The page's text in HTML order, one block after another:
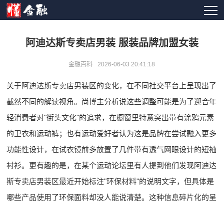
阿迪达斯专卖店男装 服装品牌加盟女装
金融百科 2026-06-03 20:41:18
关于阿迪达斯专卖店男装区的变化，在不同社交平台上呈现出了
截然不同的解读视角。尚博主分析说这些调整可能是为了迎合年
轻消费者对"街头文化"的追求，在橱窗里特意突出带有涂鸦元素
的卫衣和运动裤；也有运动爱好者认为这是品牌在尝试融入更多
功能性设计，在试衣镜前多放置了几件带有透气网眼设计的短袖
衬衫。更有趣的是，在某个运动论坛里有人提到他们发现阿迪达
斯专卖店男装区最近开始标注"环保材料"的说明文字，但具体是
哪些产品使用了环保面料却没人能说清楚。这种信息碎片化的呈